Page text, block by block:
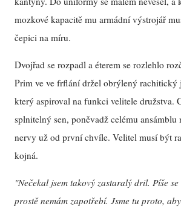
mozkové kapacitě mu armádní výstrojář
čepici na míru.
Dvojřad se rozpadl a éterem se rozlehlo
Prim ve ve frflání držel obrýlený rachitický
který aspiroval na funkci velitele družstva.
splnitelný sen, poněvadž celému ansámblu
nervy už od první chvíle. Velitel musí být
kojná.
"Nečekal jsem takový zastaralý dril. Píše
prostě nemám zapotřebí. Jsme tu proto,